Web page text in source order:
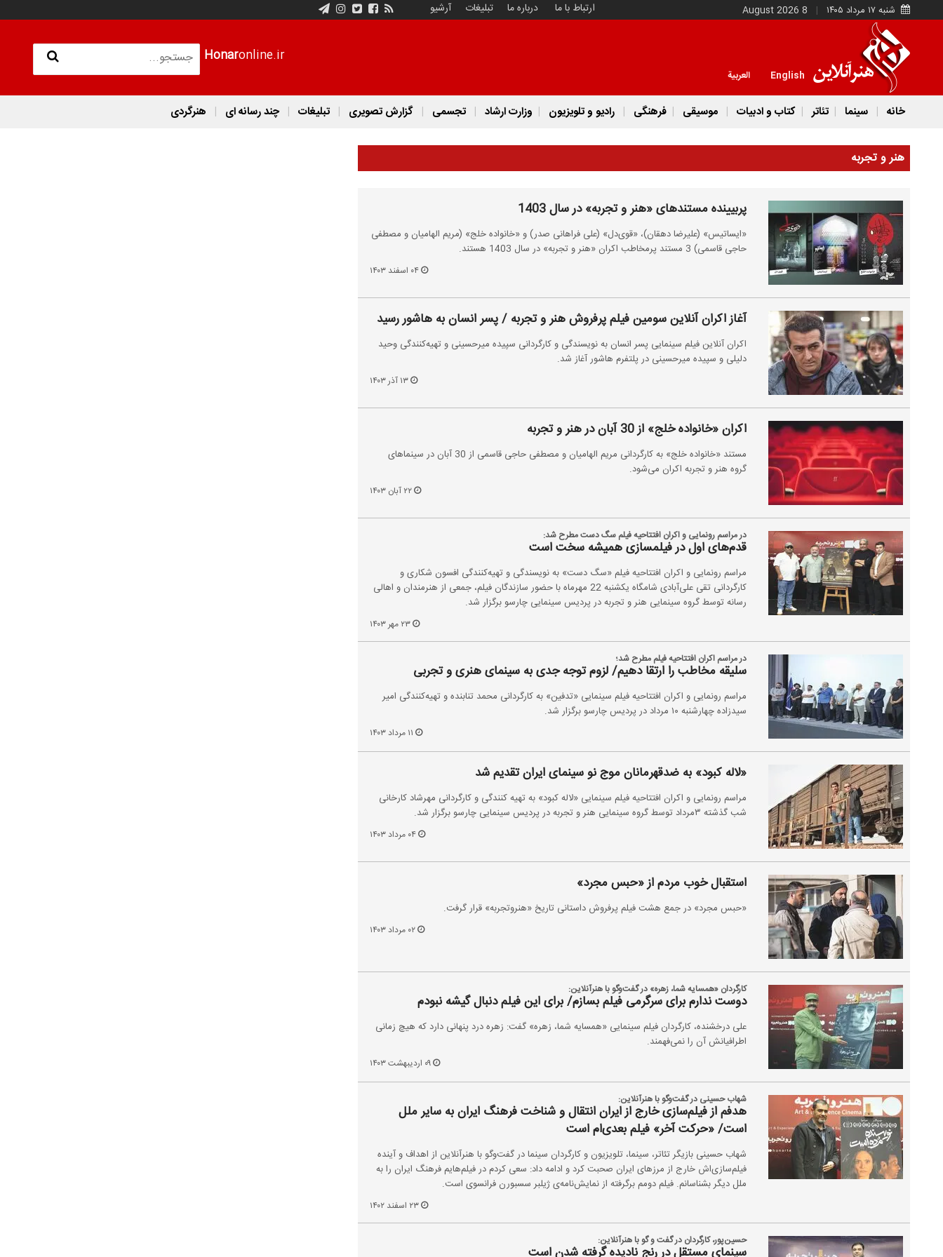
شنبه ۱۷ مرداد ۱۴۰۵ 8 August 2026 ارتباط با ما درباره ما تبلیغات آرشیو
Honaronline.ir
English العربية
خانه سینما تئاتر کتاب و ادبیات موسیقی فرهنگی رادیو و تلویزیون وزارت ارشاد تجسمی گزارش تصویری تبلیغات چند رسانه ای هنرگردی
هنر و تجربه
پربیینده مستندهای «هنر و تجربه» در سال 1403
«ایساتیس» (علیرضا دهقان)، «قوی‌دل» (علی فراهانی صدر) و «خانواده خلج» (مریم الهامیان و مصطفی
حاجی قاسمی) 3 مستند پرمخاطب اکران «هنر و تجربه» در سال 1403 هستند.
۰۴ اسفند ۱۴۰۳
آغاز اکران آنلاین سومین فیلم پرفروش هنر و تجربه / پسر انسان به هاشور رسید
اکران آنلاین فیلم سینمایی پسر انسان به نویسندگی و کارگردانی سپیده میرحسینی و تهیه‌کنندگی وحید
دلیلی و سپیده میرحسینی در پلتفرم هاشور آغاز شد.
۱۳ آذر ۱۴۰۳
اکران «خانواده خلج» از 30 آبان در هنر و تجربه
مستند «خانواده خلج» به کارگردانی مریم الهامیان و مصطفی حاجی قاسمی از 30 آبان در سینماهای
گروه هنر و تجربه اکران می‌شود.
۲۲ آبان ۱۴۰۳
در مراسم رونمایی و اکران افتتاحیه فیلم سگ دست مطرح شد:
قدم‌های اول در فیلمسازی همیشه سخت است
مراسم رونمایی و اکران افتتاحیه فیلم «سگ دست» به نویسندگی و تهیه‌کنندگی افسون شکاری و
کارگردانی تقی علی‌آبادی شامگاه یکشنبه 22 مهرماه با حضور سازندگان فیلم، جمعی از هنرمندان و اهالی
رسانه توسط گروه سینمایی هنر و تجربه در پردیس سینمایی چارسو برگزار شد.
۲۳ مهر ۱۴۰۳
در مراسم اکران افتتاحیه فیلم مطرح شد؛
سلیقه مخاطب را ارتقا دهیم/ لزوم توجه جدی به سینمای هنری و تجربی
مراسم رونمایی و اکران افتتاحیه فیلم سینمایی «تدفین» به کارگردانی محمد تنابنده و تهیه‌کنندگی امیر
سیدزاده چهارشنبه ۱۰ مرداد در پردیس چارسو برگزار شد.
«لاله کبود» به ضدقهرمانان موج نو سینمای ایران تقدیم شد
مراسم رونمایی و اکران افتتاحیه فیلم سینمایی «لاله کبود» به تهیه کنندگی و کارگردانی مهرشاد کارخانی
شب گذشته ۳مرداد توسط گروه سینمایی هنر و تجربه در پردیس سینمایی چارسو برگزار شد.
۰۴ مرداد ۱۴۰۳
استقبال خوب مردم از «حبس مجرد»
«حبس مجرد» در جمع هشت فیلم پرفروش داستانی تاریخ «هنروتجربه» قرار گرفت.
۰۲ مرداد ۱۴۰۳
کارگردان «همسایه شما، زهره» در گفت‌وگو با هنرآنلاین:
دوست ندارم برای سرگرمی فیلم بسازم/ برای این فیلم دنبال گیشه نبودم
علی درخشنده، کارگردان فیلم سینمایی «همسایه شما، زهره» گفت: زهره درد پنهانی دارد که هیچ زمانی
اطرافیانش آن را نمی‌فهمند.
۰۹ اردیبهشت ۱۴۰۳
شهاب حسینی در گفت‌وگو با هنرآنلاین:
هدفم از فیلم‌سازی خارج از ایران انتقال و شناخت فرهنگ ایران به سایر ملل
است/ «حرکت آخر» فیلم بعدی‌ام است
شهاب حسینی بازیگر تئاتر، سینما، تلویزیون و کارگردان سینما در گفت‌وگو با هنرآنلاین از اهداف و آینده
فیلم‌سازی‌اش خارج از مرزهای ایران صحبت کرد و ادامه داد: سعی کردم در فیلم‌هایم فرهنگ ایران را به
ملل دیگر بشناسانم. فیلم دومم برگرفته از نمایش‌نامه‌‌ی ژیلبر سسبورن فرانسوی است.
۲۳ اسفند ۱۴۰۲
حسین‌پور، کارگردان در گفت و گو با هنرآنلاین: